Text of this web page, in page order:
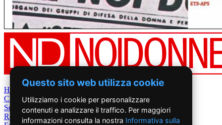
Home
Chi Siamo
Settimanale
Rete News
Questo sito web utilizza cookie
Utilizziamo i cookie per personalizzare
contenuti e analizzare il traffico. Per maggiori
informazioni consulta la nostra Informativa sulla